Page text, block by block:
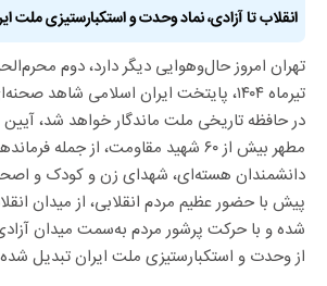
انقلاب تا آزادی، نماد وحدت و استکبارستیزی ملت
تهران امروز حال‌وهوایی دیگر دارد، دوم
تیرماه ۱۴۰۴، پایتخت ایران اسلامی شاهد
در حافظه تاریخی ملت ماندگار خواهد شد،
مطهر بیش از ۶۰ شهید مقاومت، از جمله
دانشمندان هسته‌ای، شهدای زن و کودک و
پیش با حضور عظیم مردم انقلابی، از میدان
شده و با حرکت پرشور مردم به‌سمت میدان
از وحدت و استکبارستیزی ملت ایران تبدیل